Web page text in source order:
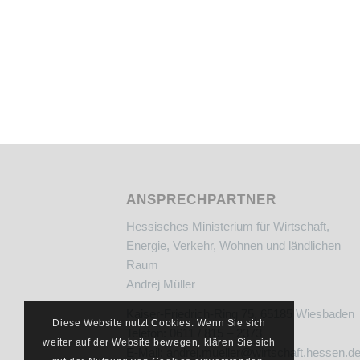
ANSPRECHPARTNER
Hessisches Ministerium für Wirtschaft,
Energie, Verkehr, Wohnen und ländlichen
Raum
Andrej Müller
Kaiser-Friedrich-Ring 75, 65185 Wiesbaden
andrej.mueller@wirtschaft.hessen.de
Diese Website nutzt Cookies. Wenn Sie sich
weiter auf der Website bewegen, klären Sie sich